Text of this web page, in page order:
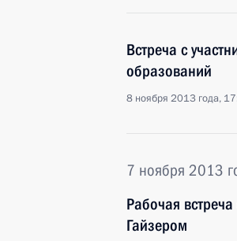
Встреча с
образований
8 ноября 2013 года,
7 ноября 2013
Рабочая
Гайзером